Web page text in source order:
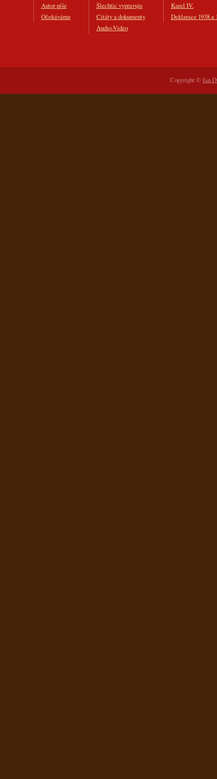
Autor píše
Očekáváme
Šlechtic vypravuje
Citáty a dokumenty
Audio-Video
Karel IV.
Deklarace 1938 a
Copyright ©Jan